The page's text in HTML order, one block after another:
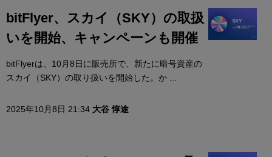
bitFlyer、スカイ（SKY）の取扱
いを開始、キャンペーンも開催
bitFlyerは、10月8日に販売所で、新たに暗号資産の
スカイ（SKY）の取り扱いを開始した。か ...
2025年10月8日 21:34 大谷 惇途